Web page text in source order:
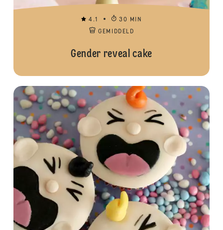
4.1
30 MIN
GEMIDDELD
Gender reveal cake